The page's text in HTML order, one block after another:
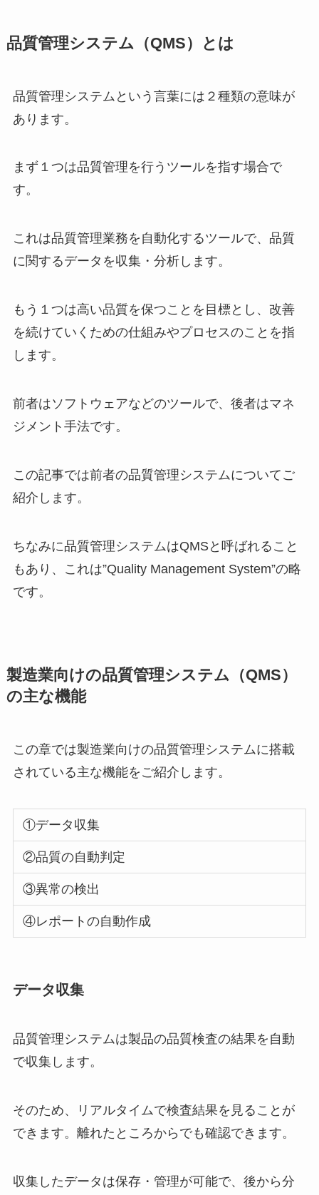
品質管理システム（QMS）とは
品質管理システムという言葉には２種類の意味が
あります。
まず１つは品質管理を行うツールを指す場合で
す。
これは品質管理業務を自動化するツールで、品質
に関するデータを収集・分析します。
もう１つは高い品質を保つことを目標とし、改善
を続けていくための仕組みやプロセスのことを指
します。
前者はソフトウェアなどのツールで、後者はマネ
ジメント手法です。
この記事では前者の品質管理システムについてご
紹介します。
ちなみに品質管理システムはQMSと呼ばれること
もあり、これは”Quality Management System”の略
です。
製造業向けの品質管理システム（QMS）
の主な機能
この章では製造業向けの品質管理システムに搭載
されている主な機能をご紹介します。
①データ収集
②品質の自動判定
③異常の検出
④レポートの自動作成
データ収集
品質管理システムは製品の品質検査の結果を自動
で収集します。
そのため、リアルタイムで検査結果を見ることが
できます。離れたところからでも確認できます。
収集したデータは保存・管理が可能で、後から分